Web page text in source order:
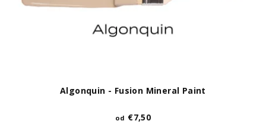
Algonquin - Fusion Mineral Paint
od €7,50